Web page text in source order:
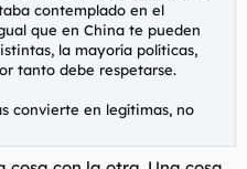
más ya sería
mermado, pues
última meada en tu boca.
contemplado en el
que en China te pueden
la mayoría políticas,
tanto debe respetarse.
convierte en legítimas, no